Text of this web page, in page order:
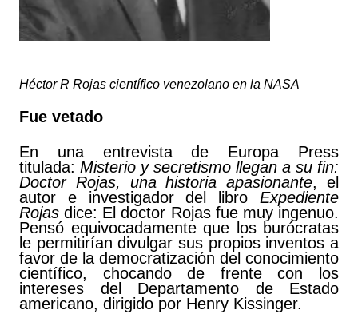
Héctor R Rojas científico venezolano en la NASA
Fue vetado
En una entrevista de Europa Press
titulada: Misterio y secretismo llegan a su fin:
Doctor Rojas, una historia apasionante, el
autor e investigador del libro Expediente
Rojas dice: El doctor Rojas fue muy ingenuo.
Pensó equivocadamente que los burócratas
le permitirían divulgar sus propios inventos a
favor de la democratización del conocimiento
científico, chocando de frente con los
intereses del Departamento de Estado
americano, dirigido por Henry Kissinger.